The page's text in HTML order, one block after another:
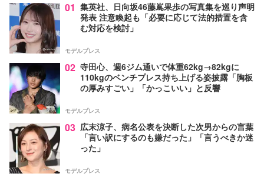
01 集英社、日向坂46藤嶌果歩の写真集を巡り声明
発表 注意喚起も「必要に応じて法的措置を含
む対応を検討」
モデルプレス
02 寺田心、週6ジム通いで体重62kg→82kgに
110kgのベンチプレス持ち上げる姿披露「胸板
の厚みすごい」「かっこいい」と反響
モデルプレス
03 広末涼子、病名公表を決断した次男からの言葉
「言い訳にするのも嫌だった」「言うべきか迷
った」
モデルプレス